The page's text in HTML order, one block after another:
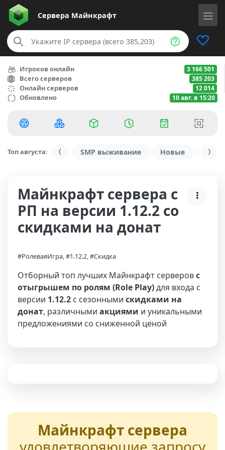
Сервера Майнкрафт
Игроков онлайн 3 166 501
Всего серверов 385 203
Онлайн серверов 12 014
Обновлено 10 авг. в 15:20
Топ августа: SMP выживание Новые С
Майнкрафт сервера с
РП на версии 1.12.2 со
скидками на донат
#РолеваяИгра, #1.12.2, #Скидка
Отборный топ лучших Майнкрафт серверовс
отыгрышем по ролям (Role Play)для входа с
версии 1.12.2 с сезонными скидками на
донат, различными акциями и уникальными
предложениями со сниженной ценой
Майнкрафт сервера